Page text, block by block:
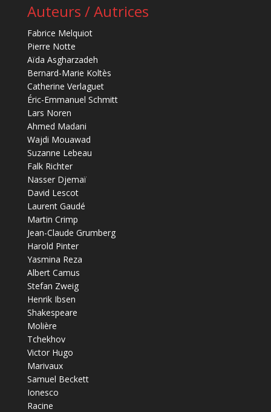
Auteurs / Autrices
Fabrice Melquiot
Pierre Notte
Aïda Asgharzadeh
Bernard-Marie Koltès
Catherine Verlaguet
Éric-Emmanuel Schmitt
Lars Noren
Ahmed Madani
Wajdi Mouawad
Suzanne Lebeau
Falk Richter
Nasser Djemaï
David Lescot
Laurent Gaudé
Martin Crimp
Jean-Claude Grumberg
Harold Pinter
Yasmina Reza
Albert Camus
Stefan Zweig
Henrik Ibsen
Shakespeare
Molière
Tchekhov
Victor Hugo
Marivaux
Samuel Beckett
Ionesco
Racine